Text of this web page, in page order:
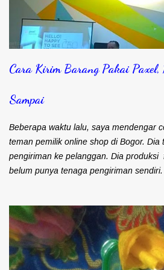
Cara Kirim Barang Pakai Paxel,
Sampai
Beberapa waktu lalu, saya mendengar
teman pemilik online shop di Bogor.
pengiriman ke pelanggan. Dia produksi
belum punya tenaga pengiriman
Djohari Zein, CEO Paxel Indonesia
suka menggunakan kurir. Pengiriman
pelanggan. Satu kurir bisa langsung
dikirim. Namun kendalanya, banyak